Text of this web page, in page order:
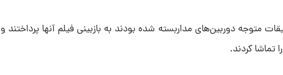
متوجه دوربین‌های مداربسته شده بودند به بازبینی فیلم آنها پرداختند و
کردند.